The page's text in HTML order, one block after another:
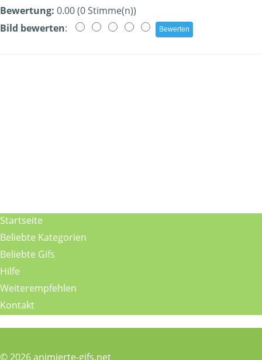
Bewertung: 0.00 (0 Stimme(n))
Bild bewerten:
Startseite
Beliebte Kategorien
Beliebte Gifs
Hilfe
Weiterempfehlen
Kontakt
© 2026 animierte-gifs.net